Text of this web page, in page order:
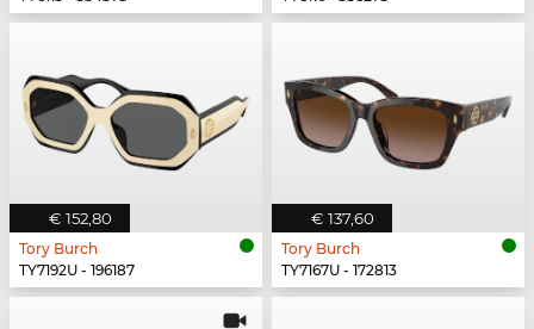
€ 152,80
Tory Burch
TY7192U - 196187
€ 137,60
Tory Burch
TY7167U - 172813